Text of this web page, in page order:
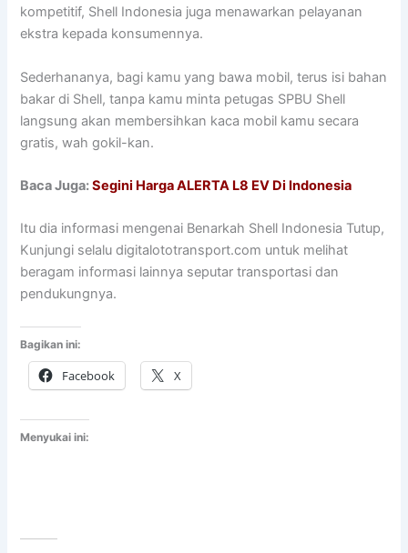
kompetitif, Shell Indonesia juga menawarkan pelayanan
ekstra kepada konsumennya.
Sederhananya, bagi kamu yang bawa mobil, terus isi bahan
bakar di Shell, tanpa kamu minta petugas SPBU Shell
langsung akan membersihkan kaca mobil kamu secara
gratis, wah gokil-kan.
Baca Juga:Segini Harga ALERTA L8 EV Di Indonesia
Itu dia informasi mengenai Benarkah Shell Indonesia Tutup,
Kunjungi selalu digitalototransport.com untuk melihat
beragam informasi lainnya seputar transportasi dan
pendukungnya.
Bagikan ini:
Facebook X
Menyukai ini: